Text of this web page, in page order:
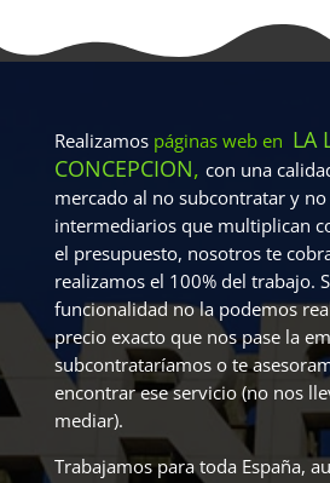
Realizamos páginas web en LA
CONCEPCION, con una
mercado al no subcontratar y
intermediarios que multiplican
el presupuesto, nosotros te
realizamos el 100% del trabajo.
funcionalidad no la podemos
precio exacto que nos pase la
subcontrataríamos o te
encontrar ese servicio (no nos
mediar).
Trabajamos para toda España,